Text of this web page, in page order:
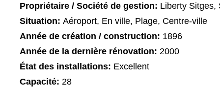
Propriétaire / Société de gestion: Liberty Sitges,
Situation: Aéroport, En ville, Plage, Centre-ville
Année de création / construction: 1896
Année de la dernière rénovation: 2000
État des installations: Excellent
Capacité: 28